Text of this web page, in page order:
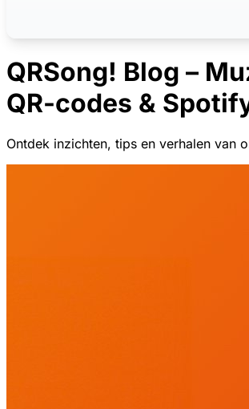
QRSong! Blog –
QR-codes &
Ontdek inzichten, tips en verhalen van